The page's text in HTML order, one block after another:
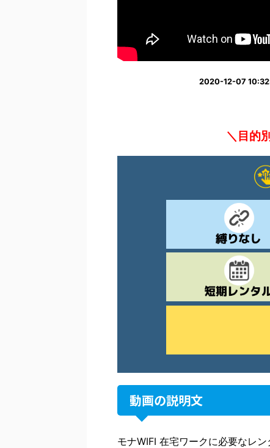
2020-12-07
＼目的
動画の説明文
モナWIFI 在宅ワークに必要なレン